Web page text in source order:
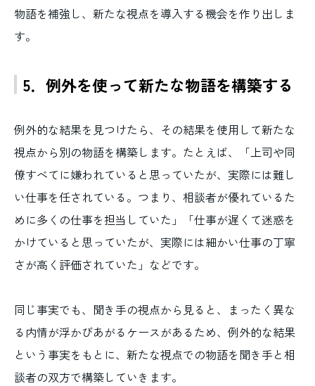
物語を補強し、新たな視点を導入する機会を作り出しま
す。
5．例外を使って新たな物語を構築する
例外的な結果を見つけたら、その結果を使用して新たな
視点から別の物語を構築します。たとえば、「上司や同
僚すべてに嫌われていると思っていたが、実際には難し
い仕事を任されている。つまり、相談者が優れているた
めに多くの仕事を担当していた」「仕事が遅くて迷惑を
かけていると思っていたが、実際には細かい仕事の丁寧
さが高く評価されていた」などです。
同じ事実でも、聞き手の視点から見ると、まったく異な
る内情が浮かびあがるケースがあるため、例外的な結果
という事実をもとに、新たな視点での物語を聞き手と相
談者の双方で構築していきます。